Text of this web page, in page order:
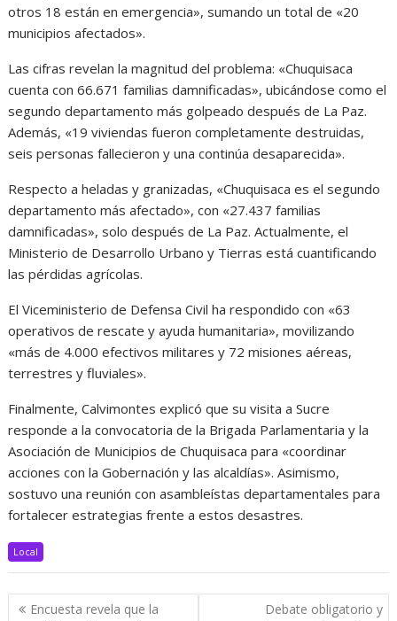
otros 18 están en emergencia», sumando un total de «20
municipios afectados».
Las cifras revelan la magnitud del problema: «Chuquisaca
cuenta con 66.671 familias damnificadas», ubicándose como el
segundo departamento más golpeado después de La Paz.
Además, «19 viviendas fueron completamente destruidas,
seis personas fallecieron y una continúa desaparecida».
Respecto a heladas y granizadas, «Chuquisaca es el segundo
departamento más afectado», con «27.437 familias
damnificadas», solo después de La Paz. Actualmente, el
Ministerio de Desarrollo Urbano y Tierras está cuantificando
las pérdidas agrícolas.
El Viceministerio de Defensa Civil ha respondido con «63
operativos de rescate y ayuda humanitaria», movilizando
«más de 4.000 efectivos militares y 72 misiones aéreas,
terrestres y fluviales».
Finalmente, Calvimontes explicó que su visita a Sucre
responde a la convocatoria de la Brigada Parlamentaria y la
Asociación de Municipios de Chuquisaca para «coordinar
acciones con la Gobernación y las alcaldías». Asimismo,
sostuvo una reunión con asambleístas departamentales para
fortalecer estrategias frente a estos desastres.
Local
Navegación
Encuesta revela que la
Debate obligatorio y